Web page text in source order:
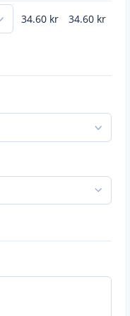
34.60kr 34.60kr